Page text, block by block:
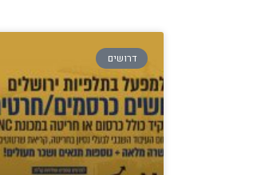
דרושים